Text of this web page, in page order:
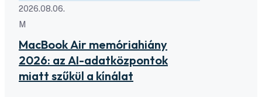
2026.08.06.
M
MacBook Air memóriahiány
2026: az AI-adatközpontok
miatt szűkül a kínálat